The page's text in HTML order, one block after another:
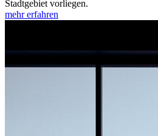
Stadtgebiet vorliegen.
mehr erfahren